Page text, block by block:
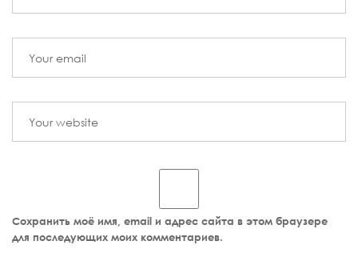
Сохранить моё имя, email и адрес сайта в этом браузере
для последующих моих комментариев.